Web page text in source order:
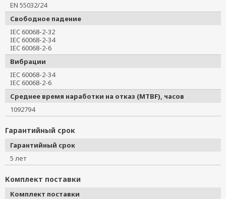
EN 55032/24
Свободное падение
IEC 60068-2-32
IEC 60068-2-34
IEC 60068-2-6
Вибрации
IEC 60068-2-34
IEC 60068-2-6
Среднее время наработки на отказ (MTBF), часов
1092794
Гарантийный срок
Гарантийный срок
5 лет
Комплект поставки
Комплект поставки